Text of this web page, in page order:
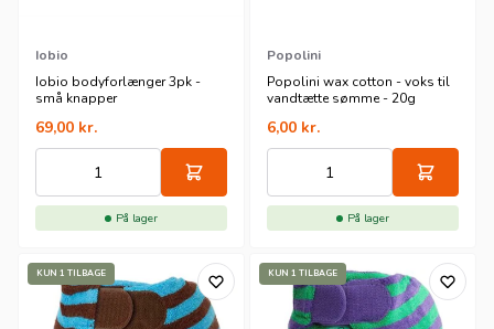
Iobio
Iobio bodyforlænger 3pk -
små knapper
69,00 kr.
På lager
Popolini
Popolini wax cotton - voks til
vandtætte sømme - 20g
6,00 kr.
På lager
KUN 1 TILBAGE KUN 1 TILBAGE